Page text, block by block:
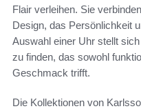
Flair verleihen. Sie
Design, das Persönlichkeit
Auswahl einer Uhr stellt
zu finden, das sowohl
Geschmack trifft.
Die Kollektionen von